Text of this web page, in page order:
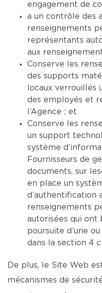
engagement de
a un contrôle des
renseignements
représentants
aux
Conserve les
des supports
locaux verrouillés
des employés et
l’Agence ; et
Conserve les
un support
système
Fournisseurs de
documents, sur
en place un
d’authentification
renseignements
autorisées qui ont
poursuite d’une
dans la section 4
De plus, le Site Web
mécanismes de